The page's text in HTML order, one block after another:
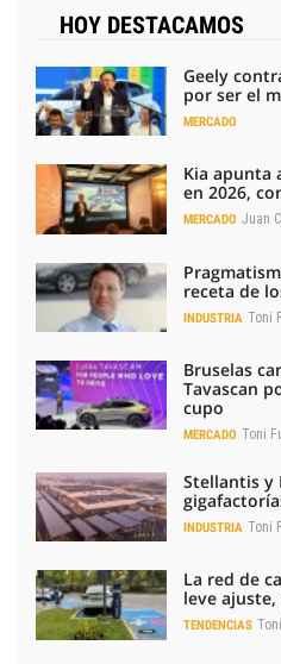
HOY DESTACAMOS
Geely
por ser el
MERCADO
Kia apunta
en 2026,
MERCADO Juan
receta de
INDUSTRIA Toni
Bruselas
Tavascan
cupo
MERCADO Toni
Stellantis y
INDUSTRIA Toni
La red de
leve
TENDENCIAS